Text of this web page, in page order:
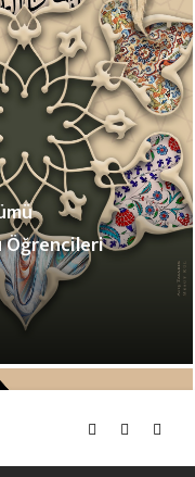
Öğrencileri